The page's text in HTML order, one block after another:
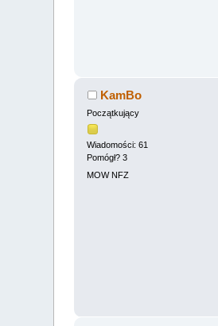
KamBo
Początkujący
Wiadomości: 61
Pomógł? 3
MOW NFZ